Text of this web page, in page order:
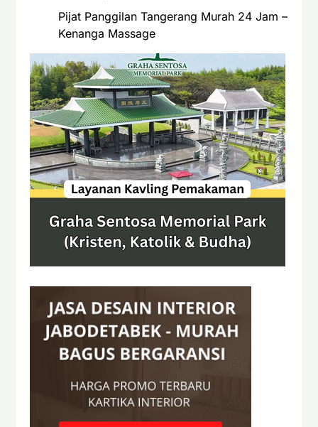
Pijat Panggilan Tangerang Murah 24 Jam –
Kenanga Massage